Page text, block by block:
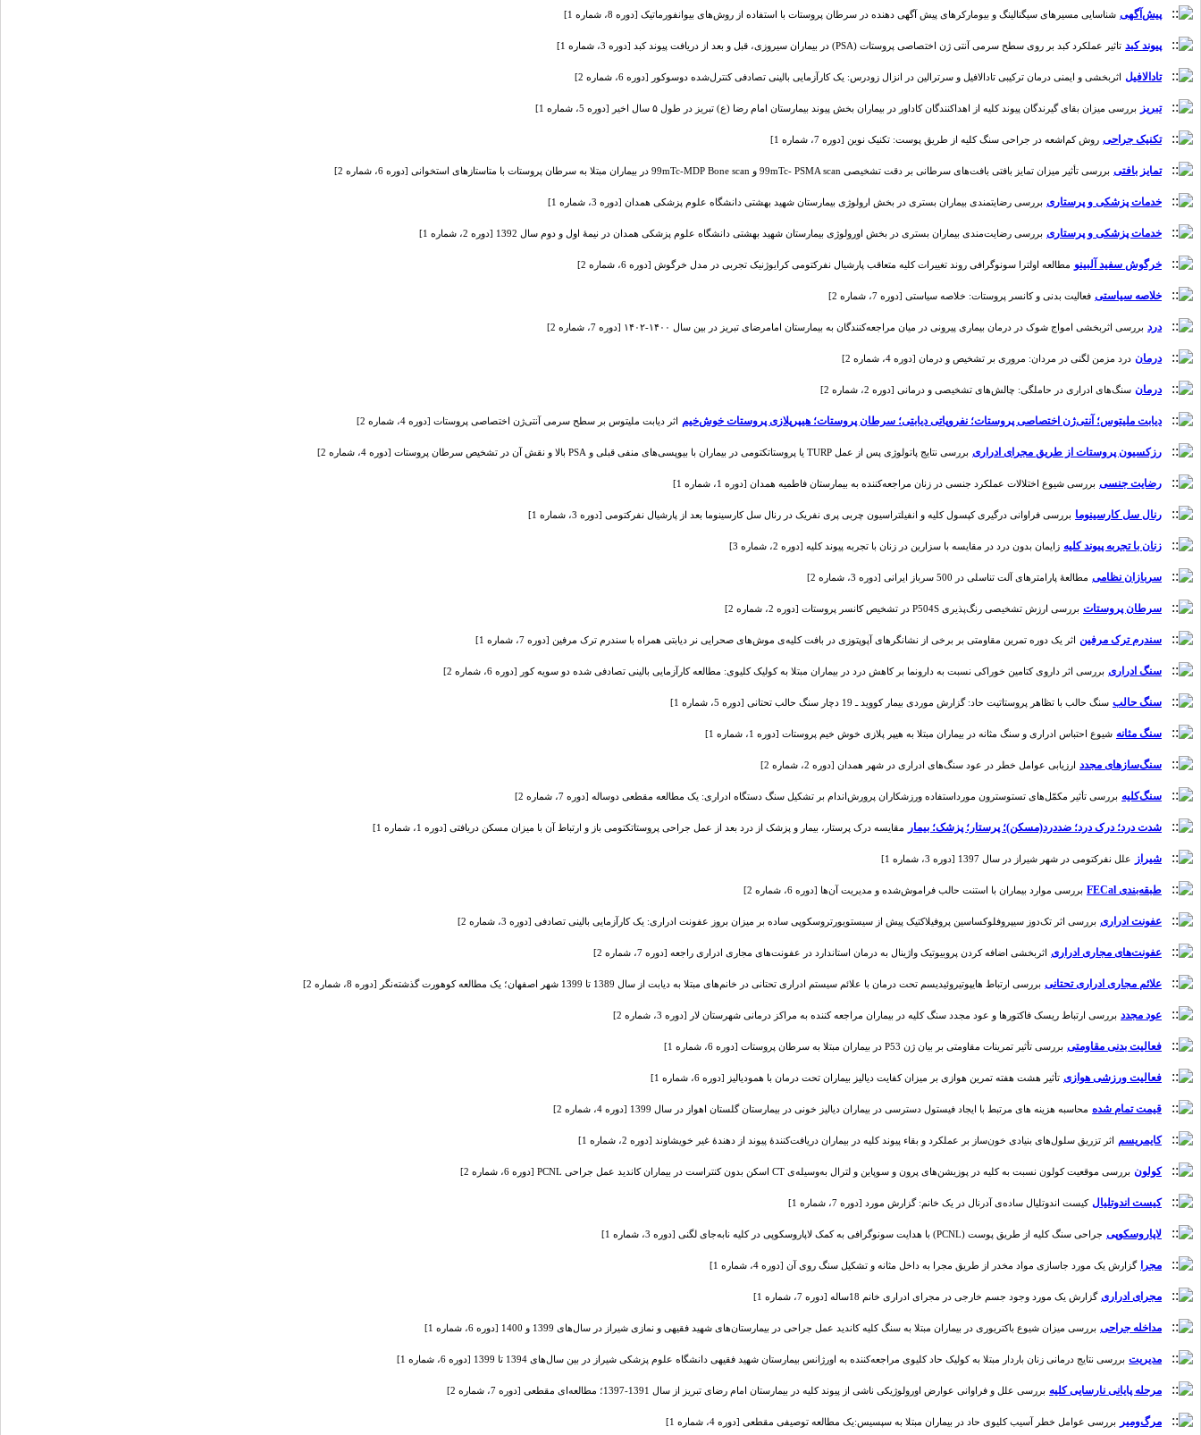
پیش‌آگهی شناسایی مسیرهای سیگنالینگ و بیومارکرهای پیش آگهی دهنده در سرطان پروستات با استفاده از روش‌های بیوانفورماتیک [دوره 8، شماره 1]
پیوند کبد تاثیر عملکرد کبد بر روی سطح سرمی آنتی ژن اختصاصی پروستات (PSA) در بیماران سیروزی، قبل و بعد از دریافت پیوند کبد [دوره 3، شماره 1]
تادالافیل اثربخشی و ایمنی درمان ترکیبی تادالافیل و سرترالین در انزال زودرس: یک کارآزمایی بالینی تصادفی کنترل‌شده دوسوکور [دوره 6، شماره 2]
تبریز بررسی میزان بقای گیرندگان پیوند کلیه از اهداکنندگان کاداور در بیماران بخش پیوند بیمارستان امام رضا (ع) تبریز در طول ۵ سال اخیر [دوره 5، شماره 1]
تکنیک جراحی روش کم‌اشعه در جراحی سنگ کلیه از طریق پوست: تکنیک نوین [دوره 7، شماره 1]
تمایز بافتی بررسی تأثیر میزان تمایز بافتی بافت‌های سرطانی بر دقت تشخیصی 99mTc- PSMA scan و 99mTc-MDP Bone scan در بیماران مبتلا به سرطان پروستات با متاستازهای استخوانی [دوره 6، شماره 2]
خدمات پزشکی و پرستاری بررسی رضایتمندی بیماران بستری در بخش ارولوژی بیمارستان شهید بهشتی دانشگاه علوم پزشکی همدان [دوره 3، شماره 1]
خدمات پزشکی و پرستاری بررسی رضایت‌مندی بیماران بستری در بخش اورولوژی بیمارستان شهید بهشتی دانشگاه علوم پزشکی همدان در نیمۀ اول و دوم سال 1392 [دوره 2، شماره 1]
خرگوش سفید آلبینو مطالعه اولترا سونوگرافی روند تغییرات کلیه متعاقب پارشیال نفرکتومی کرایوژنیک تجربی در مدل خرگوش [دوره 6، شماره 2]
خلاصه سیاستی فعالیت بدنی و کانسر پروستات: خلاصه سیاستی [دوره 7، شماره 2]
درد بررسی اثربخشی امواج شوک در درمان بیماری پیرونی در میان مراجعه‌کنندگان به بیمارستان امامرضای تبریز در بین سال ۱۴۰۰-۱۴۰۲ [دوره 7، شماره 2]
درمان درد مزمن لگنی در مردان: مروری بر تشخیص و درمان [دوره 4، شماره 2]
درمان سنگ‌های ادراری در حاملگی: چالش‌‌های تشخیصی و درمانی [دوره 2، شماره 2]
دیابت ملیتوس؛ آنتی‌ژن اختصاصی پروستات؛ نفروپاتی دیابتی؛ سرطان پروستات؛ هیپرپلازی پروستات خوش‌خیم اثر دیابت ملیتوس بر سطح سرمی آنتی‌ژن اختصاصی پروستات [دوره 4، شماره 2]
رزکسیون پروستات از طریق مجرای ادراری بررسی نتایج پاتولوژی پس از عمل TURP یا پروستاتکتومی در بیماران با بیوپسی‌های منفی قبلی و PSA بالا و نقش آن در تشخیص سرطان پروستات [دوره 4، شماره 2]
رضایت جنسی بررسی شیوع اختلالات عملکرد جنسی در زنان مراجعه‌کننده به بیمارستان فاطمیه همدان [دوره 1، شماره 1]
رنال سل کارسینوما بررسی فراوانی درگیری کپسول کلیه و انفیلتراسیون چربی پری نفریک در رنال سل کارسینوما بعد از پارشیال نفرکتومی [دوره 3، شماره 1]
زنان با تجربه پیوند کلیه زایمان بدون درد در مقایسه با سزارین در زنان با تجربه پیوند کلیه [دوره 2، شماره 3]
سربازان نظامی مطالعۀ پارامترهای آلت تناسلی در 500 سرباز ایرانی [دوره 3، شماره 2]
سرطان پروستات بررسی ارزش تشخیصی رنگ‌پذیری P504S در تشخیص کانسر پروستات [دوره 2، شماره 2]
سندرم ترک مرفین اثر یک دوره تمرین مقاومتی بر برخی از نشانگرهای آپوپتوزی در بافت کلیه‌ی موش‌های صحرایی نر دیابتی همراه با سندرم ترک مرفین [دوره 7، شماره 1]
سنگ ادراری بررسی اثر داروی کتامین خوراکی نسبت به دارونما بر کاهش درد در بیماران مبتلا به کولیک کلیوی: مطالعه کارآزمایی بالینی تصادفی شده دو سویه کور [دوره 6، شماره 2]
سنگ حالب سنگ حالب با تظاهر پروستاتیت حاد: گزارش موردی بیمار کووید ـ 19 دچار سنگ حالب تحتانی [دوره 5، شماره 1]
سنگ مثانه شیوع احتباس ادراری و سنگ مثانه در بیماران مبتلا به هیپر پلازی خوش خیم پروستات [دوره 1، شماره 1]
سنگ‌سازهای مجدد ارزیابی عوامل خطر در عود سنگ‌های ادراری در شهر همدان [دوره 2، شماره 2]
سنگ‌کلیه بررسی تأثیر مکمّل‌های تستوسترون مورداستفاده ورزشکاران پرورش‌اندام بر تشکیل سنگ دستگاه ادراری: یک مطالعه مقطعی دوساله [دوره 7، شماره 2]
شدت درد؛ درک درد؛ ضددرد(مسکن)؛ پرستار؛ پزشک؛ بیمار مقایسه درک پرستار، بیمار و پزشک از درد بعد از عمل جراحی پروستاتکتومی باز و ارتباط آن با میزان مسکن دریافتی [دوره 1، شماره 1]
شیراز علل نفرکتومی در شهر شیراز در سال 1397 [دوره 3، شماره 1]
طبقه‌بندی FECal بررسی موارد بیماران با استنت حالب فراموش‌شده و مدیریت آن‌ها [دوره 6، شماره 2]
عفونت ادراری بررسی اثر تک‌دوز سیپروفلوکساسین پروفیلاکتیک پیش از سیستویورتروسکوپی ساده بر میزان بروز عفونت ادراری: یک کارآزمایی بالینی تصادفی [دوره 3، شماره 2]
عفونت‌های مجاری ادراری اثربخشی اضافه کردن پروبیوتیک واژینال به درمان استاندارد در عفونت‌های مجاری ادراری راجعه [دوره 7، شماره 2]
علائم مجاری ادراری تحتانی بررسی ارتباط هایپوتیروئیدیسم تحت درمان با علائم سیستم ادراری تحتانی در خانم‌های مبتلا به دیابت از سال 1389 تا 1399 شهر اصفهان؛ یک مطالعه کوهورت گذشته‌نگر [دوره 8، شماره 2]
عود مجدد بررسی ارتباط ریسک فاکتورها و عود مجدد سنگ کلیه در بیماران مراجعه کننده به مراکز درمانی شهرستان لار [دوره 3، شماره 2]
فعالیت بدنی مقاومتی بررسی تأثیر تمرینات مقاومتی بر بیان ژن P53 در بیماران مبتلا به سرطان پروستات [دوره 6، شماره 1]
فعالیت ورزشی هوازی تأثیر هشت هفته تمرین هوازی بر میزان کفایت دیالیز بیماران تحت درمان با همودیالیز [دوره 6، شماره 1]
قیمت تمام‌ شده محاسبه هزینه های مرتبط با ایجاد فیستول دسترسی در بیماران دیالیز خونی در بیمارستان گلستان اهواز در سال 1399 [دوره 4، شماره 2]
کایمریسم اثر تزریق سلول‌های بنیادی خون‌ساز بر عملکرد و بقاء پیوند کلیه در بیماران دریافت‌کنندۀ پیوند از دهندۀ غیر خویشاوند [دوره 2، شماره 1]
کولون بررسی موقعیت کولون نسبت به کلیه در پوزیشن‌های پرون و سوپاین و لترال به‌وسیله‌ی CT اسکن بدون کنتراست در بیماران کاندید عمل جراحی PCNL [دوره 6، شماره 2]
کیست اندوتلیال کیست اندوتلیال ساده‌ی آدرنال در یک خانم: گزارش مورد [دوره 7، شماره 1]
لاپاروسکوپی جراحی سنگ کلیه از طریق پوست (PCNL) با هدایت سونوگرافی به کمک لاپاروسکوپی در کلیه نابه‌جای لگنی [دوره 3، شماره 1]
مجرا گزارش یک مورد جاسازی مواد مخدر از طریق مجرا به داخل مثانه و تشکیل سنگ روی آن [دوره 4، شماره 1]
مجرای ادراری گزارش یک مورد وجود جسم خارجی در مجرای ادراری خانم 18ساله [دوره 7، شماره 1]
مداخله جراحی بررسی میزان شیوع باکتریوری در بیماران مبتلا به سنگ کلیه کاندید عمل جراحی در بیمارستان‌های شهید فقیهی و نمازی شیراز در سال‌های 1399 و 1400 [دوره 6، شماره 1]
مدیریت بررسی نتایج درمانی زنان باردار مبتلا به کولیک حاد کلیوی مراجعه‌کننده به اورژانس بیمارستان شهید فقیهی دانشگاه علوم پزشکی شیراز در بین سال‌های 1394 تا 1399 [دوره 6، شماره 1]
مرحله پایانی نارسایی کلیه بررسی علل و فراوانی عوارض اورولوژیکی ناشی از پیوند کلیه در بیمارستان امام رضای تبریز از سال 1391-1397؛ مطالعه‌ای مقطعی [دوره 7، شماره 2]
مرگ‌ومیر بررسی عوامل خطر آسیب کلیوی حاد در بیماران مبتلا به سپسیس:یک مطالعه توصیفی مقطعی [دوره 4، شماره 1]